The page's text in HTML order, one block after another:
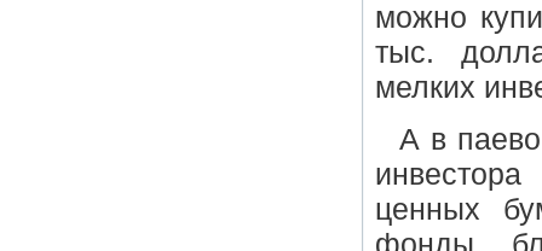
можно
тыс.
мелких
А в
ценных
фонды,